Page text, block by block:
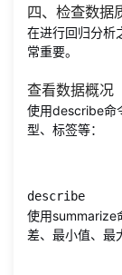
四、检查数据
在进行回归分析
常重要。
查看数据概况
使用describe命
型、标签等：
describe
使用summarize
差、最小值、最